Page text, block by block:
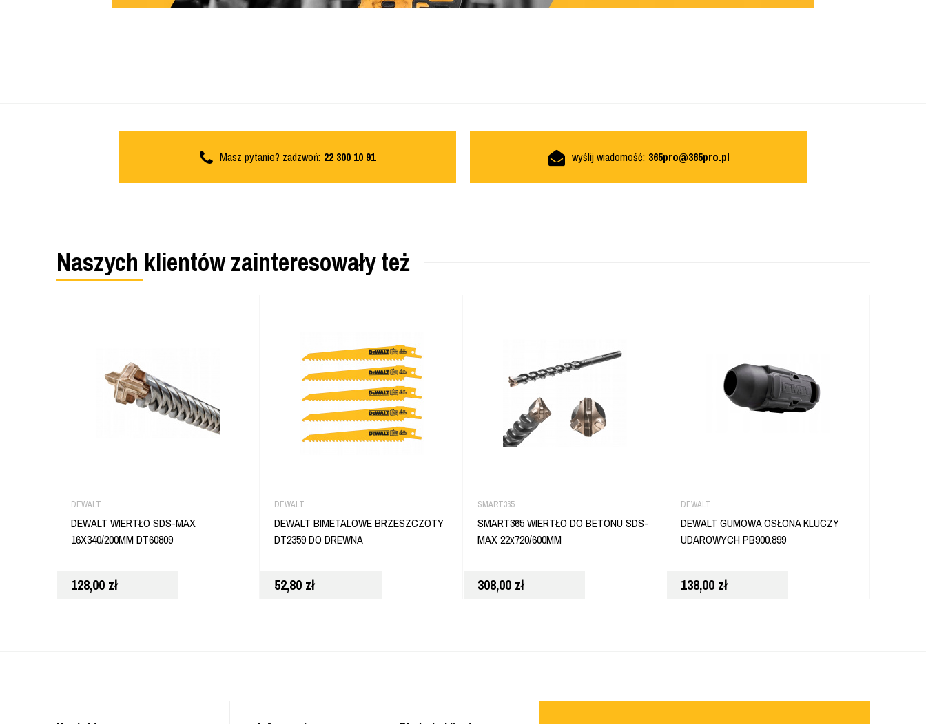
Masz pytanie? zadzwoń: 22 300 10 91 wyślij wiadomość: 365pro@365pro.pl
Naszych klientów zainteresowały też
DEWALT
DEWALT WIERTŁO SDS-MAX
16X340/200MM DT60809
128,00 zł
DEWALT
DEWALT BIMETALOWE BRZESZCZOTY
DT2359 DO DREWNA
52,80 zł
SMART365
SMART365 WIERTŁO DO BETONU SDS-
MAX 22x720/600MM
308,00 zł
DEWALT
DEWALT GUMOWA OSŁONA KLUCZY
UDAROWYCH PB900.899
138,00 zł